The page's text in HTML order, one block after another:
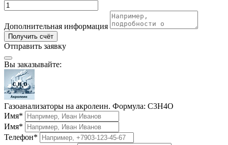
Дополнительная информация
Получить счёт
Отправить заявку
Вы заказывайте:
Газоанализаторы на акролеин. Формула: C3H4O
Имя*
Имя*
Телефон*